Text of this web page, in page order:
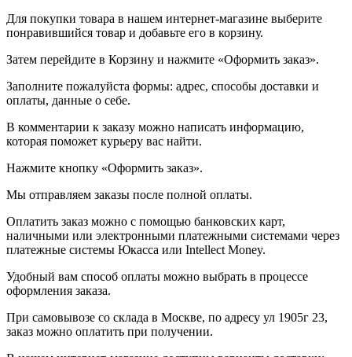
Для покупки товара в нашем интернет-магазине выберите
понравившийся товар и добавьте его в корзину.
Затем перейдите в Корзину и нажмите «Оформить заказ».
Заполните пожалуйста формы: адрес, способы доставки и
оплаты, данные о себе.
В комментарии к заказу можно написать информацию,
которая поможет курьеру вас найти.
Нажмите кнопку «Оформить заказ».
Мы отправляем заказы после полной оплаты.
Оплатить заказ можно с помощью банковских карт,
наличными или электронными платежными системами через
платежные системы Юкасса или Intellect Money.
Удобный вам способ оплаты можно выбрать в процессе
оформления заказа.
При самовывозе со склада в Москве, по адресу ул 1905г 23,
заказ можно оплатить при получении.